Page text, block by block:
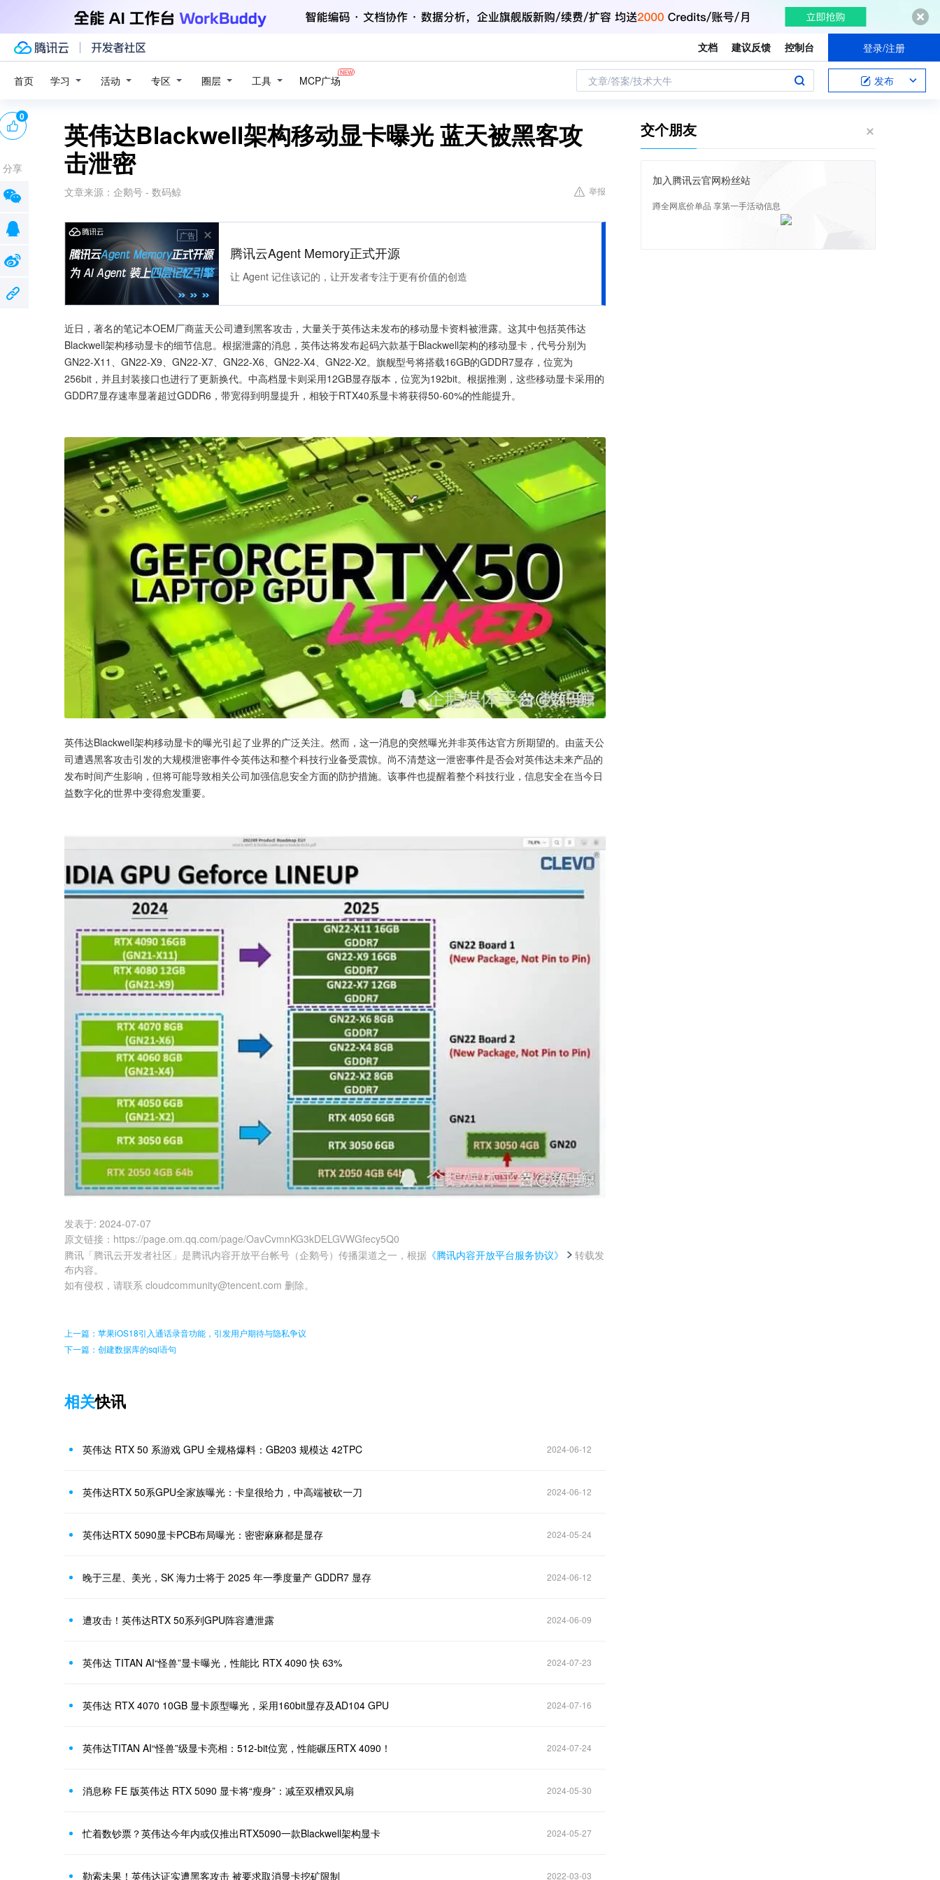
文档 建议反馈 控制台 登录/注册
首页 学习 活动 专区 圈层 工具 MCP广场 文章/答案/技术大牛 发布
英伟达Blackwell架构移动显卡曝光 蓝天被黑客攻
击泄密
文章来源： 企鹅号 - 数码鲸 举报
广告
腾讯云Agent Memory正式开源
让 Agent 记住该记的，让开发者专注于更有价值的创造
近日，著名的笔记本OEM厂商蓝天公司遭到黑客攻击，大量关于英伟达未发布的移动显卡资料被泄露。这其中包括英伟达
Blackwell架构移动显卡的细节信息。根据泄露的消息，英伟达将发布起码六款基于Blackwell架构的移动显卡，代号分别为
GN22-X11、GN22-X9、GN22-X7、GN22-X6、GN22-X4、GN22-X2。旗舰型号将搭载16GB的GDDR7显存，位宽为
256bit，并且封装接口也进行了更新换代。中高档显卡则采用12GB显存版本，位宽为192bit。根据推测，这些移动显卡采用的
GDDR7显存速率显著超过GDDR6，带宽得到明显提升，相较于RTX40系显卡将获得50-60%的性能提升。
英伟达Blackwell架构移动显卡的曝光引起了业界的广泛关注。然而，这一消息的突然曝光并非英伟达官方所期望的。由蓝天公
司遭遇黑客攻击引发的大规模泄密事件令英伟达和整个科技行业备受震惊。尚不清楚这一泄密事件是否会对英伟达未来产品的
发布时间产生影响，但将可能导致相关公司加强信息安全方面的防护措施。该事件也提醒着整个科技行业，信息安全在当今日
益数字化的世界中变得愈发重要。
发表于: 2024-07-07
原文链接 ： https://page.om.qq.com/page/OavCvmnKG3kDELGVWGfecy5Q0
腾讯「腾讯云开发者社区」是腾讯内容开放平台帐号（企鹅号）传播渠道之一，根据 《腾讯内容开放平台服务协议》
转载发
布内容。
如有侵权，请联系 cloudcommunity@tencent.com 删除。
0
分享
上一篇：苹果iOS18引入通话录音功能，引发用户期待与隐私争议
下一篇：创建数据库的sql语句
相关快讯
英伟达 RTX 50 系游戏 GPU 全规格爆料：GB203 规模达 42TPC 2024-06-12
英伟达RTX 50系GPU全家族曝光：卡皇很给力，中高端被砍一刀 2024-06-12
英伟达RTX 5090显卡PCB布局曝光：密密麻麻都是显存 2024-05-24
晚于三星、美光，SK 海力士将于 2025 年一季度量产 GDDR7 显存 2024-06-12
遭攻击！英伟达RTX 50系列GPU阵容遭泄露 2024-06-09
英伟达 TITAN AI“怪兽”显卡曝光，性能比 RTX 4090 快 63% 2024-07-23
英伟达 RTX 4070 10GB 显卡原型曝光，采用160bit显存及AD104 GPU 2024-07-16
英伟达TITAN AI“怪兽”级显卡亮相：512-bit位宽，性能碾压RTX 4090！ 2024-07-24
消息称 FE 版英伟达 RTX 5090 显卡将“瘦身”：减至双槽双风扇 2024-05-30
忙着数钞票？英伟达今年内或仅推出RTX5090一款Blackwell架构显卡 2024-05-27
勒索未果！英伟达证实遭黑客攻击 被要求取消显卡挖矿限制 2022-03-03
交个朋友
加入腾讯云官网粉丝站
蹲全网底价单品 享第一手活动信息